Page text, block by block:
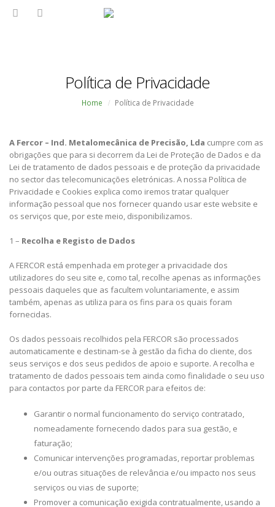
Política de Privacidade
Home Política de Privacidade
A Fercor – Ind. Metalomecânica de Precisão, Lda cumpre com as
obrigações que para si decorrem da Lei de Proteção de Dados e da
Lei de tratamento de dados pessoais e de proteção da privacidade
no sector das telecomunicações eletrónicas. A nossa Política de
Privacidade e Cookies explica como iremos tratar qualquer
informação pessoal que nos fornecer quando usar este website e
os serviços que, por este meio, disponibilizamos.
1 – Recolha e Registo de Dados
A FERCOR está empenhada em proteger a privacidade dos
utilizadores do seu site e, como tal, recolhe apenas as informações
pessoais daqueles que as facultem voluntariamente, e assim
também, apenas as utiliza para os fins para os quais foram
fornecidas.
Os dados pessoais recolhidos pela FERCOR são processados
automaticamente e destinam-se à gestão da ficha do cliente, dos
seus serviços e dos seus pedidos de apoio e suporte. A recolha e
tratamento de dados pessoais tem ainda como finalidade o seu uso
para contactos por parte da FERCOR para efeitos de:
Garantir o normal funcionamento do serviço contratado,
nomeadamente fornecendo dados para sua gestão, e
faturação;
Comunicar intervenções programadas, reportar problemas
e/ou outras situações de relevância e/ou impacto nos seus
serviços ou vias de suporte;
Promover a comunicação exigida contratualmente, usando a